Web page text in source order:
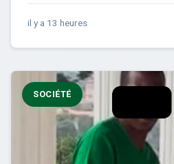
il y a 13 heures
SOCIÉTÉ